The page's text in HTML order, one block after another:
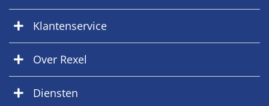
Klantenservice
Over Rexel
Diensten